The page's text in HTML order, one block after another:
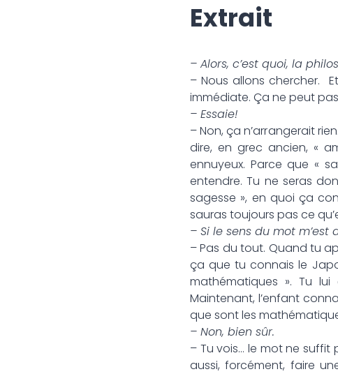
Extrait
– Alors, c’est quoi, la
– Nous allons chercher.
immédiate. Ça ne peut
– Essaie!
– Non, ça n’arrangerait
dire, en grec ancien, «
ennuyeux. Parce que «
entendre. Tu ne seras
sagesse », en quoi ça
sauras toujours pas ce
– Si le sens du mot m’est
– Pas du tout. Quand tu
ça que tu connais le
mathématiques ». Tu
Maintenant, l’enfant
que sont les
– Non, bien sûr.
– Tu vois… le mot ne suffit
aussi, forcément, faire